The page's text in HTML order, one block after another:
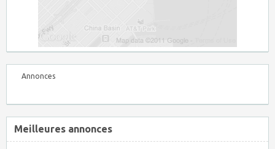
Annonces
Meilleures annonces